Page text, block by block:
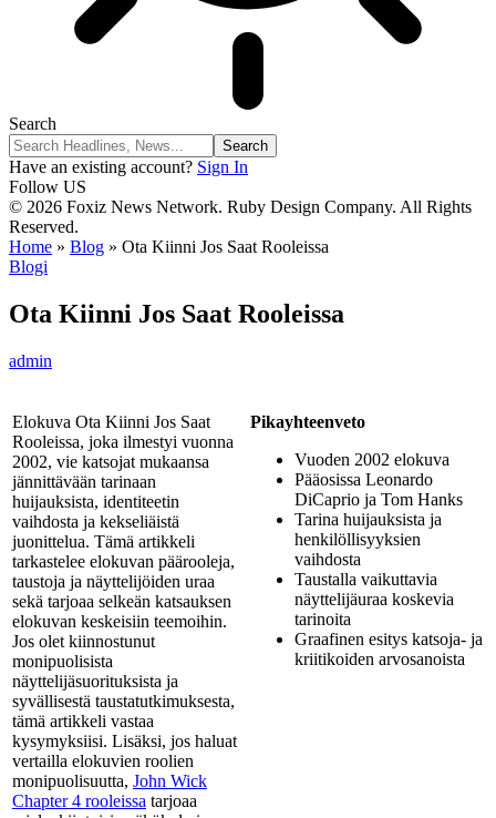
Search
Have an existing account? Sign In
Follow US
© 2026 Foxiz News Network. Ruby Design Company. All Rights
Reserved.
Home » Blog » Ota Kiinni Jos Saat Rooleissa
Blogi
Ota Kiinni Jos Saat Rooleissa
admin
Elokuva Ota Kiinni Jos Saat
Rooleissa, joka ilmestyi vuonna
2002, vie katsojat mukaansa
jännittävään tarinaan
huijauksista, identiteetin
vaihdosta ja kekseliäistä
juonittelua. Tämä artikkeli
tarkastelee elokuvan päärooleja,
taustoja ja näyttelijöiden uraa
sekä tarjoaa selkeän katsauksen
elokuvan keskeisiin teemoihin.
Jos olet kiinnostunut
monipuolisista
näyttelijäsuorituksista ja
syvällisestä taustatutkimuksesta,
tämä artikkeli vastaa
kysymyksiisi. Lisäksi, jos haluat
vertailla elokuvien roolien
monipuolisuutta, John Wick
Chapter 4 rooleissa tarjoaa
Pikayhteenveto
Vuoden 2002 elokuva
Pääosissa Leonardo
DiCaprio ja Tom Hanks
Tarina huijauksista ja
henkilöllisyyksien
vaihdosta
Taustalla vaikuttavia
näyttelijäuraa koskevia
tarinoita
Graafinen esitys katsoja- ja
kriitikoiden arvosanoista